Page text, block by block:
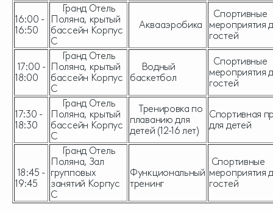
16:00 -
16:50
Гранд Отель
Поляна, крытый
бассейн Корпус
С
Аквааэробика
Спортивные
мероприятия
гостей
17:00 -
18:00
Гранд Отель
Поляна, крытый
бассейн Корпус
С
Водный
баскетбол
Спортивные
мероприятия
гостей
17:30 -
18:30
Гранд Отель
Поляна, крытый
бассейн Корпус
С
Тренировка по
плаванию для
детей (12-16 лет)
Спортивная
для детей
18:45 -
19:45
Гранд Отель
Поляна, Зал
групповых
занятий Корпус
С
Функциональный
тренинг
Спортивные
мероприятия
гостей